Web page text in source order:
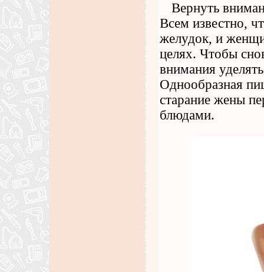
Вернуть
Всем известно,
желудок, и
целях. Чтобы
внимания
Однообразная
старание жены
блюдами.